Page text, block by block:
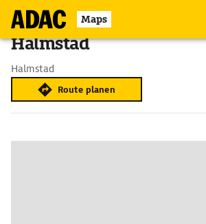
Maps
Halmstad
Halmstad
Route planen